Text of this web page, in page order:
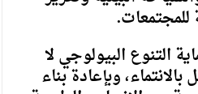
للمجتمعات.
التنوع البيولوجي لا
وبإعادة بناء